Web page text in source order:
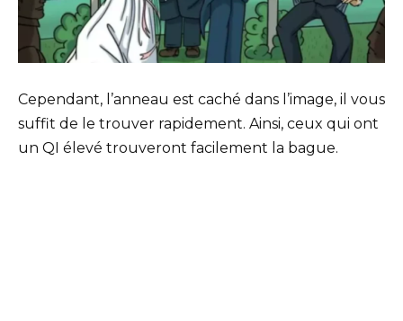
Cependant, l’anneau est caché dans l’image, il vous
suffit de le trouver rapidement. Ainsi, ceux qui ont
un QI élevé trouveront facilement la bague.